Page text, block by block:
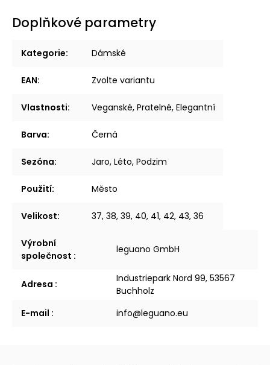
Doplňkové parametry
Kategorie: Dámské
EAN: Zvolte variantu
Vlastnosti: Veganské, Pratelné, Elegantní
Barva: Černá
Sezóna: Jaro, Léto, Podzim
Použití: Město
Velikost: 37, 38, 39, 40, 41, 42, 43, 36
Výrobní
společnost :
leguano GmbH
Adresa :
Industriepark Nord 99, 53567
Buchholz
E-mail : info@leguano.eu